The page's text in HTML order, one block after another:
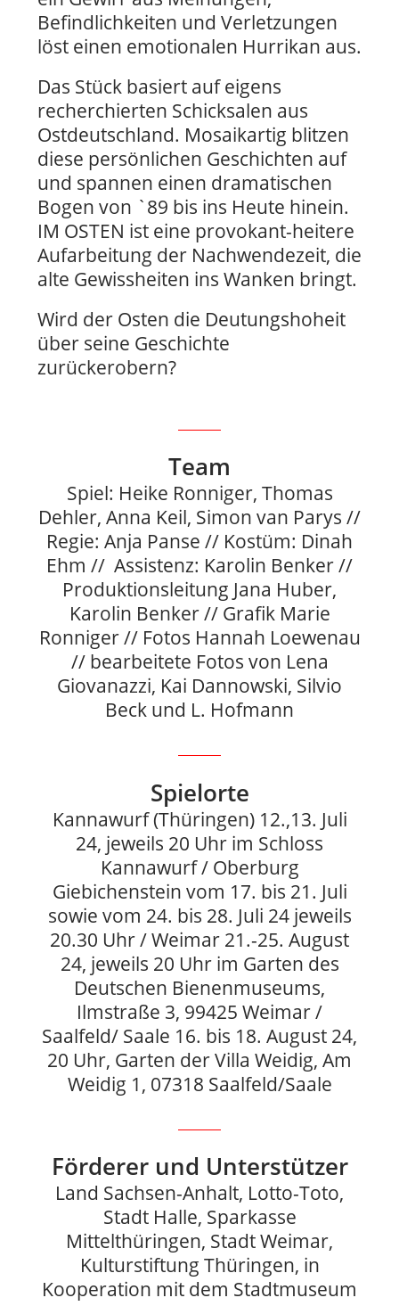
Befindlichkeiten und Verletzungen
löst einen emotionalen Hurrikan aus.
Das Stück basiert auf eigens
recherchierten Schicksalen aus
Ostdeutschland. Mosaikartig blitzen
diese persönlichen Geschichten auf
und spannen einen dramatischen
Bogen von `89 bis ins Heute hinein.
IM OSTEN ist eine provokant-heitere
Aufarbeitung der Nachwendezeit, die
alte Gewissheiten ins Wanken bringt.
Wird der Osten die Deutungshoheit
über seine Geschichte
zurückerobern?
Team
Spiel: Heike Ronniger, Thomas
Dehler, Anna Keil, Simon van Parys //
Regie: Anja Panse // Kostüm: Dinah
Ehm // Assistenz: Karolin Benker //
Produktionsleitung Jana Huber,
Karolin Benker // Grafik Marie
Ronniger // Fotos Hannah Loewenau
// bearbeitete Fotos von Lena
Giovanazzi, Kai Dannowski, Silvio
Beck und L. Hofmann
Spielorte
Kannawurf (Thüringen) 12.,13. Juli
24, jeweils 20 Uhr im Schloss
Kannawurf / Oberburg
Giebichenstein vom 17. bis 21. Juli
sowie vom 24. bis 28. Juli 24 jeweils
20.30 Uhr / Weimar 21.-25. August
24, jeweils 20 Uhr im Garten des
Deutschen Bienenmuseums,
Ilmstraße 3, 99425 Weimar /
Saalfeld/ Saale 16. bis 18. August 24,
20 Uhr, Garten der Villa Weidig, Am
Weidig 1, 07318 Saalfeld/Saale
Förderer und Unterstützer
Land Sachsen-Anhalt, Lotto-Toto,
Stadt Halle, Sparkasse
Mittelthüringen, Stadt Weimar,
Kulturstiftung Thüringen, in
Kooperation mit dem Stadtmuseum